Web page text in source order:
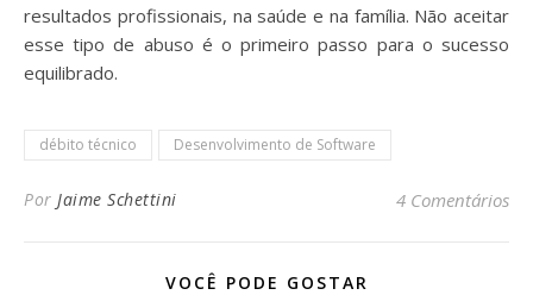
resultados profissionais, na saúde e na família. Não aceitar
esse tipo de abuso é o primeiro passo para o sucesso
equilibrado.
débito técnico Desenvolvimento de Software
Por Jaime Schettini 4 Comentários
VOCÊ PODE GOSTAR